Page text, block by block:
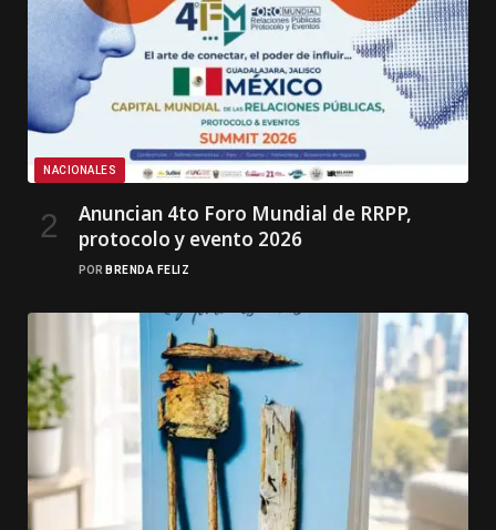
NACIONALES
Anuncian 4to Foro Mundial de RRPP,
protocolo y evento 2026
POR BRENDA FELIZ